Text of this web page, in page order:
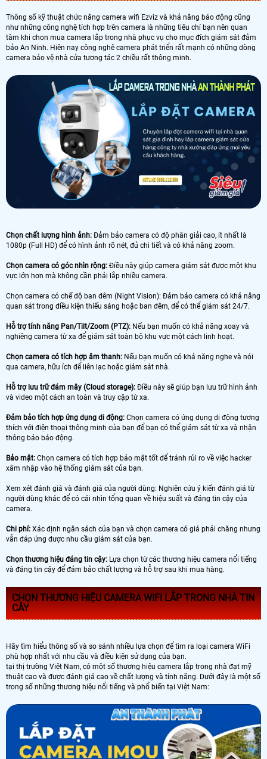
Thông số kỹ thuật chức năng camera wifi Ezviz và khả năng báo động cũng
như những công nghệ tích hợp trên camera là những tiêu chí bạn nên quan
tâm khi chon mua camera lắp trong nhà phục vụ cho mục đích giám sát đảm
bảo An Ninh. Hiên nay công nghê camera phát triển rất mạnh có những dòng
camera bảo vệ nhà cửa tương tác 2 chiều rất thông minh.
Chọn chất lượng hình ảnh: Đảm bảo camera có độ phân giải cao, ít nhất là
1080p (Full HD) để có hình ảnh rõ nét, đủ chi tiết và có khả năng zoom.
Chọn camera có góc nhìn rộng: Điều này giúp camera giám sát được một khu
vực lớn hơn mà không cần phải lắp nhiều camera.
Chọn camera có chế độ ban đêm (Night Vision): Đảm bảo camera có khả năng
quan sát trong điều kiện thiếu sáng hoặc ban đêm, để có thể giám sát 24/7.
Hỗ trợ tính năng Pan/Tilt/Zoom (PTZ): Nếu bạn muốn có khả năng xoay và
nghiêng camera từ xa để giám sát toàn bộ khu vực một cách linh hoạt.
Chọn camera có tích hợp âm thanh: Nếu bạn muốn có khả năng nghe và nói
qua camera, hữu ích để liên lạc hoặc giám sát nhà.
Hỗ trợ lưu trữ đám mây (Cloud storage): Điều này sẽ giúp bạn lưu trữ hình ảnh
và video một cách an toàn và truy cập từ xa.
Đảm bảo tích hợp ứng dụng di động: Chọn camera có ứng dụng di động tương
thích với điện thoại thông minh của bạn để bạn có thể giám sát từ xa và nhận
thông báo báo động.
Bảo mật: Chọn camera có tích hợp bảo mật tốt để tránh rủi ro về việc hacker
xâm nhập vào hệ thống giám sát của bạn.
Xem xét đánh giá và đánh giá của người dùng: Nghiên cứu ý kiến ​​đánh giá từ
người dùng khác để có cái nhìn tổng quan về hiệu suất và đáng tin cậy của
camera.
Chi phí: Xác định ngân sách của bạn và chọn camera có giá phải chăng nhưng
vẫn đáp ứng được nhu cầu giám sát của bạn.
Chọn thương hiệu đáng tin cậy: Lựa chọn từ các thương hiệu camera nổi tiếng
và đáng tin cậy để đảm bảo chất lượng và hỗ trợ sau khi mua hàng.
CHỌN THƯƠNG HIỆU CAMERA WIFI LẮP TRONG NHÀ TIN
CÂY
Hãy tìm hiểu thông số và so sánh nhiều lựa chọn để tìm ra loại camera WiFi
phù hợp nhất với nhu cầu và điều kiện sử dụng của bạn.
tại thị trường Việt Nam, có một số thương hiệu camera lắp trong nhà đạt mỹ
thuật cao và được đánh giá cao về chất lượng và tính năng. Dưới đây là một số
trong số những thương hiệu nổi tiếng và phổ biến tại Việt Nam: